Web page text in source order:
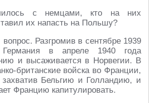
с немцами, кто на них
их напасть на Польшу?
вопрос. Разгромив в сентябре 1939
в апреле 1940 года
и высаживается в Норвегии. В
британские войска во Франции,
захватив Бельгию и Голландию, и
Францию капитулировать.